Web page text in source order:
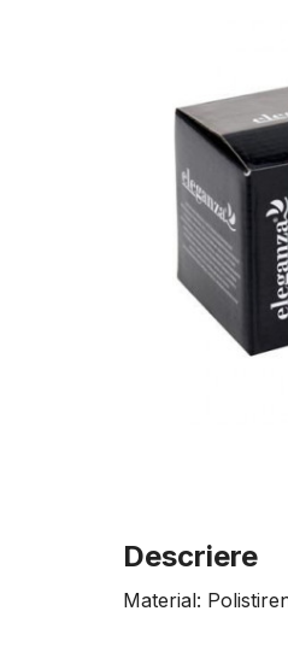
Descriere
Material: